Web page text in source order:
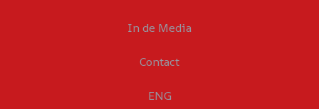
In de Media
Contact
ENG